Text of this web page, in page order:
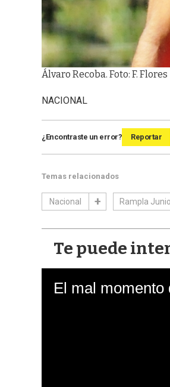
Álvaro Recoba. Foto: F. Flores
NACIONAL
¿Encontraste un error? Reportar
Temas relacionados
Nacional Rampla
Te puede